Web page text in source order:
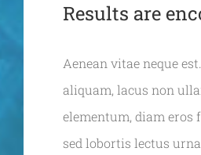
Results are
Aenean vitae neque
aliquam, lacus non
elementum, diam eros
sed lobortis lectus